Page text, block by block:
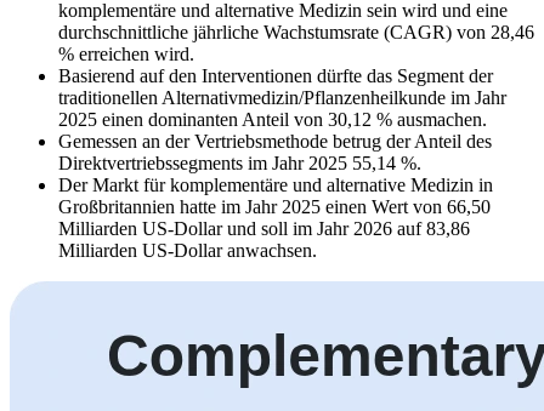
komplementäre und alternative Medizin sein wird und eine
durchschnittliche jährliche Wachstumsrate (CAGR) von 28,46
% erreichen wird.
Basierend auf den Interventionen dürfte das Segment der
traditionellen Alternativmedizin/Pflanzenheilkunde im Jahr
2025 einen dominanten Anteil von 30,12 % ausmachen.
Gemessen an der Vertriebsmethode betrug der Anteil des
Direktvertriebssegments im Jahr 2025 55,14 %.
Der Markt für komplementäre und alternative Medizin in
Großbritannien hatte im Jahr 2025 einen Wert von 66,50
Milliarden US-Dollar und soll im Jahr 2026 auf 83,86
Milliarden US-Dollar anwachsen.